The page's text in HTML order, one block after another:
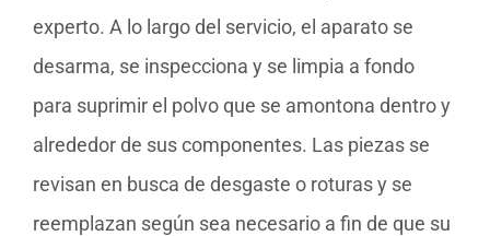
experto. A lo largo del servicio, el aparato se
desarma, se inspecciona y se limpia a fondo
para suprimir el polvo que se amontona dentro y
alrededor de sus componentes. Las piezas se
revisan en busca de desgaste o roturas y se
reemplazan según sea necesario a fin de que su